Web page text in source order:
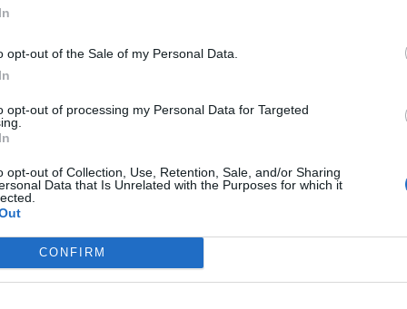
opt-out of the Sale of my Personal Data.
opt-out of processing my Personal Data for Targeted
opt-out of Collection, Use, Retention, Sale, and/or Sharing
Data that Is Unrelated with the Purposes for which it
CONFIRM
pandemicznych zawirowań, chaosu w ewidencji gruntów i
nadrobienia zaległości – często z kilku lat wstecz. Problem w
zapłaty w ciągu zaledwie 14 dni, a kwoty bywają szokujące.
właścicieli domów, działek czy mieszkań to
budżet. Wielu z nich twierdzi, że nigdy wcześniej nie dostali